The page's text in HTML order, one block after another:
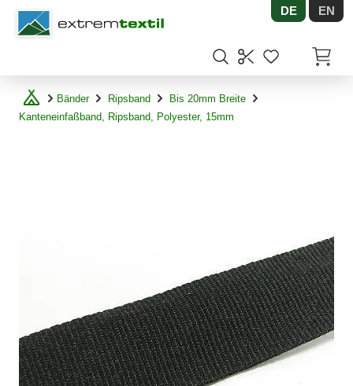
Shopware DE EN
Bänder Ripsband
Bis 20mm Breite
Kanteneinfaßband, Ripsband, Polyester, 15mm